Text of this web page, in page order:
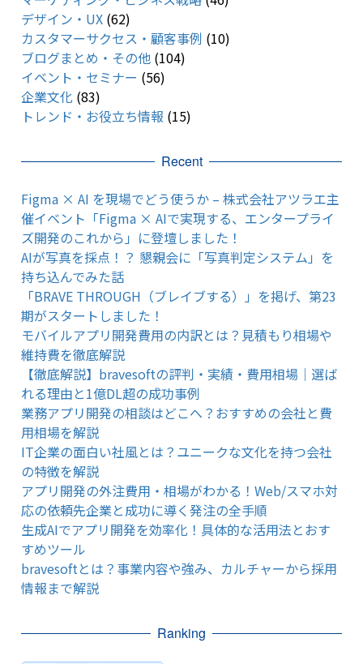
デザイン・UX(62)
カスタマーサクセス・顧客事例 (10)
ブログまとめ・その他(104)
イベント・セミナー (56)
企業文化 (83)
トレンド・お役立ち情報 (15)
Recent
Figma × AI を現場でどう使うか – 株式会社アツラエ主
催イベント「Figma × AIで実現する、エンタープライ
ズ開発のこれから」に登壇しました！
AIが写真を採点！？ 懇親会に「写真判定システム」を
持ち込んでみた話
「BRAVE THROUGH（ブレイブする）」を掲げ、第23
期がスタートしました！
モバイルアプリ開発費用の内訳とは？見積もり相場や
維持費を徹底解説
【徹底解説】bravesoftの評判・実績・費用相場｜選ば
れる理由と1億DL超の成功事例
業務アプリ開発の相談はどこへ？おすすめの会社と費
用相場を解説
IT企業の面白い社風とは？ユニークな文化を持つ会社
の特徴を解説
アプリ開発の外注費用・相場がわかる！Web/スマホ対
応の依頼先企業と成功に導く発注の全手順
生成AIでアプリ開発を効率化！具体的な活用法とおす
すめツール
bravesoftとは？事業内容や強み、カルチャーから採用
情報まで解説
Ranking